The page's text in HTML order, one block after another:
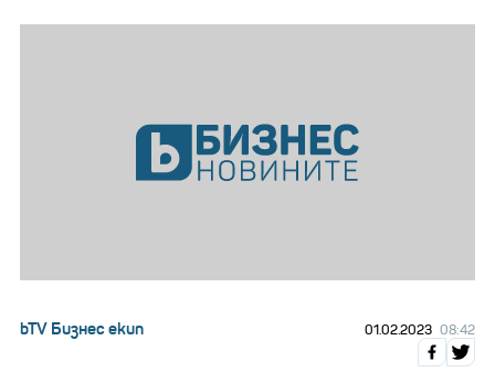
bTV Бизнес екип 01.02.2023 08:42